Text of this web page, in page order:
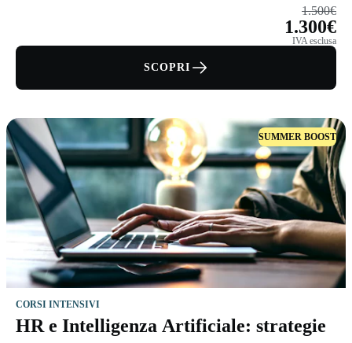
1.500€
1.300€
IVA esclusa
SCOPRI
SUMMER BOOST
CORSI INTENSIVI
HR e Intelligenza Artificiale: strategie